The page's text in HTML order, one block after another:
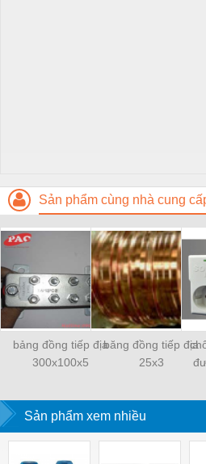
Sản phẩm cùng nhà cung
bảng đồng tiếp địa
300x100x5
băng đồng tiếp địa
25x3
Sản phẩm xem nhiều